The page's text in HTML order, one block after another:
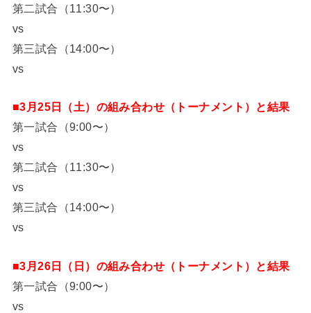
第二試合（11:30〜）
vs
第三試合（14:00〜）
vs
■3月25日（土）の組み合わせ（トーナメント）と結果
第一試合（9:00〜）
vs
第二試合（11:30〜）
vs
第三試合（14:00〜）
vs
■3月26日（日）の組み合わせ（トーナメント）と結果
第一試合（9:00〜）
vs